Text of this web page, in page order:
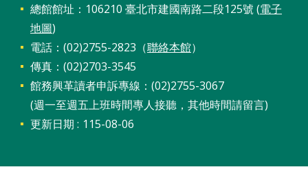
通
情
系
總館館址：106210 臺北市建國南路二段125號 (電子
地圖)
電話：(02)2755-2823（聯絡本館）
傳真：(02)2703-3545
館務興革讀者申訴專線：(02)2755-3067
(週一至週五上班時間專人接聽，其他時間請留言)
更新日期
115-08-06